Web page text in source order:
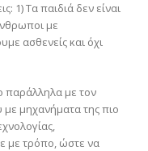
1) Τα παιδιά δεν είναι
με
ασθενείς και όχι
παράλληλα με τον
με μηχανήματα της πιο
με τρόπο, ώστε να